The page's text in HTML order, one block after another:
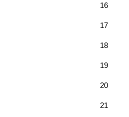
16
17
18
19
20
21